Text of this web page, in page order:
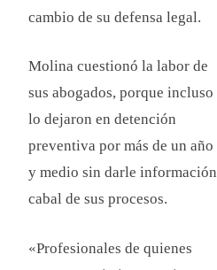
cambio de su defensa legal.
Molina cuestionó la labor de
sus abogados, porque incluso
lo dejaron en detención
preventiva por más de un año
y medio sin darle información
cabal de sus procesos.
«Profesionales de quienes